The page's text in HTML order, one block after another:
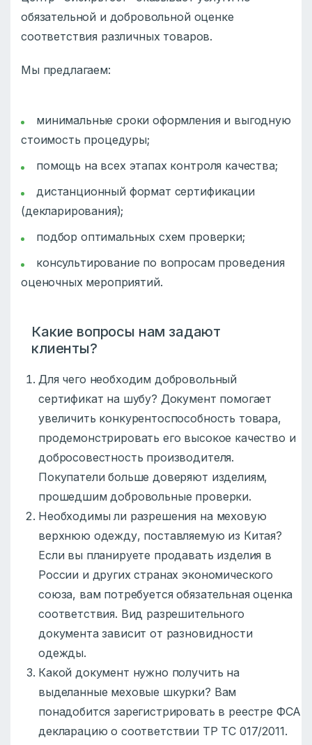
обязательной и добровольной оценке
соответствия различных товаров.
Мы предлагаем:
минимальные сроки оформления и выгодную
стоимость процедуры;
помощь на всех этапах контроля качества;
дистанционный формат сертификации
(декларирования);
подбор оптимальных схем проверки;
консультирование по вопросам проведения
оценочных мероприятий.
Какие вопросы нам задают
клиенты?
Для чего необходим добровольный
сертификат на шубу? Документ помогает
увеличить конкурентоспособность товара,
продемонстрировать его высокое качество и
добросовестность производителя.
Покупатели больше доверяют изделиям,
прошедшим добровольные проверки.
Необходимы ли разрешения на меховую
верхнюю одежду, поставляемую из Китая?
Если вы планируете продавать изделия в
России и других странах экономического
союза, вам потребуется обязательная оценка
соответствия. Вид разрешительного
документа зависит от разновидности
одежды.
Какой документ нужно получить на
выделанные меховые шкурки? Вам
понадобится зарегистрировать в реестре ФСА
декларацию о соответствии ТР ТС 017/2011.